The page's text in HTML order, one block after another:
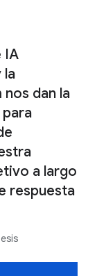
IA
la
dan la
a largo
respuesta